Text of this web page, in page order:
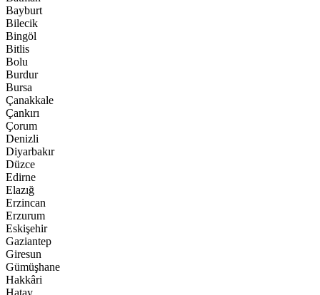
Bayburt
Bilecik
Bingöl
Bitlis
Bolu
Burdur
Bursa
Çanakkale
Çankırı
Çorum
Denizli
Diyarbakır
Düzce
Edirne
Elazığ
Erzincan
Erzurum
Eskişehir
Gaziantep
Giresun
Gümüşhane
Hakkâri
Hatay